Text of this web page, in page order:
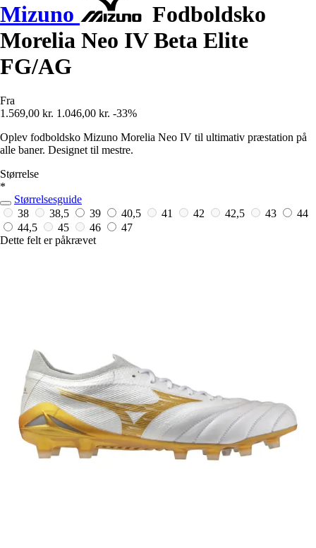
Mizuno
Fodboldsko
Morelia Neo IV Beta Elite
FG/AG
Fra
1.569,00 kr. 1.046,00 kr. -33%
Oplev fodboldsko Mizuno Morelia Neo IV til ultimativ præstation på
alle baner. Designet til mestre.
Størrelse
*
Størrelsesguide
38
38,5 39 40,5 41 42 42,5 43
44
44,5
45 46
47
Dette felt er påkrævet